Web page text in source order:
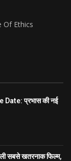
Of Ethics
प्रभास की नई
सबसे खतरनाक फिल्म,